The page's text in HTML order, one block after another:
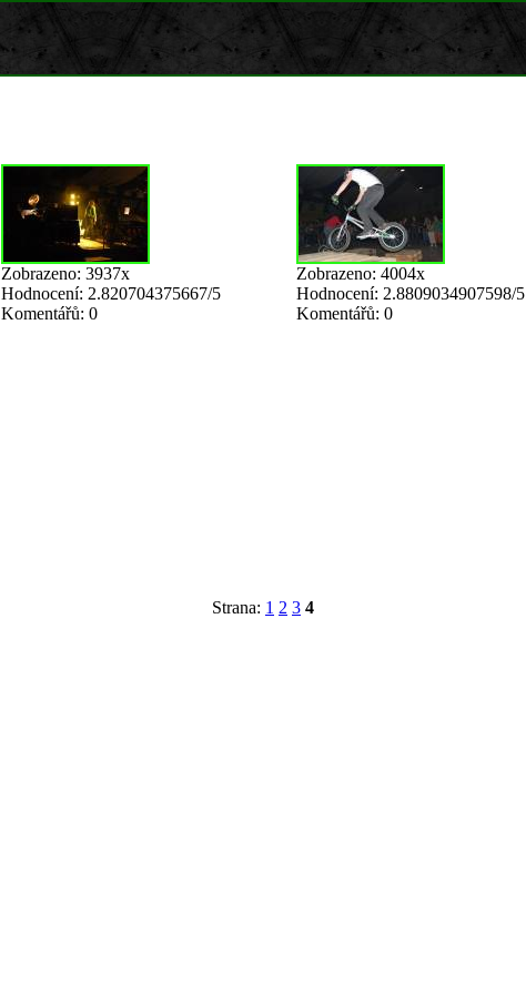
Zobrazeno: 3937x
Hodnocení: 2.820704375667/5
Komentářů: 0
Zobrazeno: 4004x
Hodnocení: 2.8809034907598/5
Komentářů: 0
Strana: 1 2 3 4